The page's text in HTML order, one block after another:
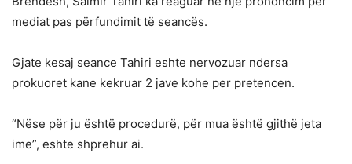
mediat pas përfundimit të seancës.
Gjate kesaj seance Tahiri eshte nervozuar ndersa
prokuoret kane kekruar 2 jave kohe per pretencen.
“Nëse për ju është procedurë, për mua është gjithë jeta
ime”, eshte shprehur ai.